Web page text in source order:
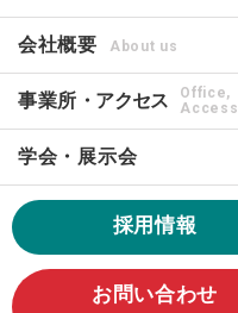
会社概要 About us
事業所 ・アクセス
Office,
Access
学会・展示会
採用情報
お問い合わせ